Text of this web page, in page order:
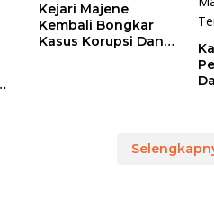
Kejari Majene
Kembali Bongkar
Kasus Korupsi Dana